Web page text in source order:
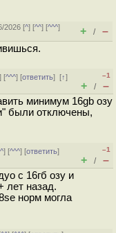
2026 [^] [^^] [^^^]
+ / –
] [^^^] [ответить][↑]
–1
+ / –
минимум 16gb озу
были отключены,
] [^^^] [ответить]
–1
+ / –
с 16гб озу и
лет назад.
норм могла